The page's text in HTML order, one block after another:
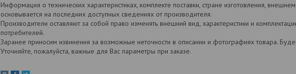
Информация о технических характеристиках, комплекте поставки, стране изготовления,
основывается на последних доступных сведениях от производителя.
Производители оставляют за собой право изменять внешний вид, характеристики и
потребителей.
Заранее приносим извинения за возможные неточности в описании и фотографиях товара.
Уточняйте, пожалуйста, важные для Вас параметры при заказе.